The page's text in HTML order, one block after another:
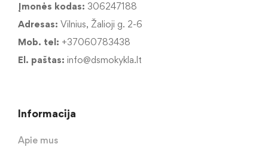
Įmonės kodas: 306247188
Adresas: Vilnius, Žalioji g. 2-6
Mob. tel: +37060783438
El. paštas: info@dsmokykla.lt
Informacija
Apie mus